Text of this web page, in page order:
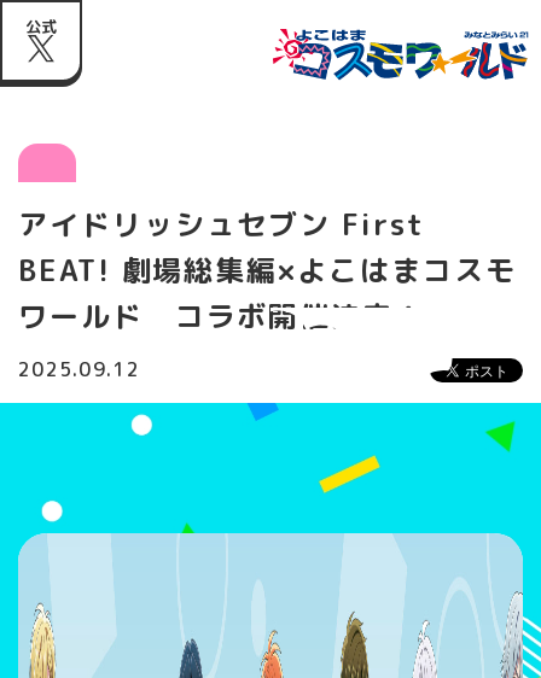
公式
アイドリッシュセブン First
BEAT! 劇場総集編×よこはまコスモ
ワールド コラボ開催決定！
2025.09.12